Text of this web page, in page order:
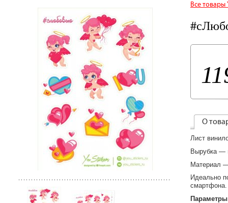
Все товары
О
Лист
Вырубка —
Материал
Идеально
смартфона.
Параметры